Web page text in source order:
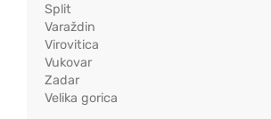
Split
Varaždin
Virovitica
Vukovar
Zadar
Velika gorica